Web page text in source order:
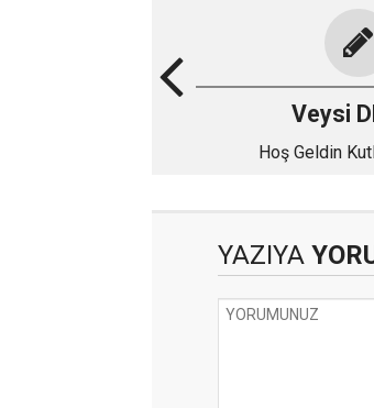
Veysi
Hoş Geldin
YAZIYA